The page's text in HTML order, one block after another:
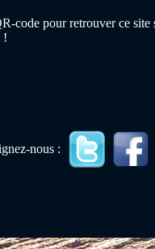
code pour retrouver ce site
!
nous :